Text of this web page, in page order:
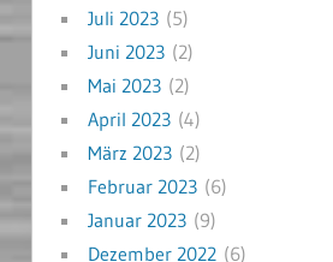
Juli 2023(5)
Juni 2023(2)
Mai 2023(2)
April 2023(4)
März 2023(2)
Februar 2023(6)
Januar 2023(9)
Dezember 2022(6)